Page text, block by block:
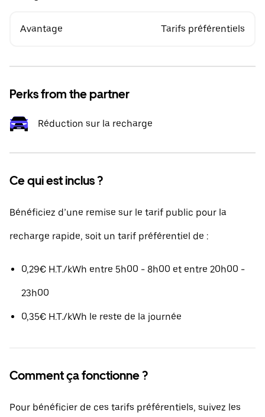
Avantage Tarifs préférentiels
Perks from the partner
Réduction sur la recharge
Ce qui est inclus ?
Bénéficiez d’une remise sur le tarif public pour la
recharge rapide, soit un tarif préférentiel de :
0,29€ H.T./kWh entre 5h00 - 8h00 et entre 20h00 -
23h00
0,35€ H.T./kWh le reste de la journée
Comment ça fonctionne ?
Pour bénéficier de ces tarifs préférentiels, suivez les